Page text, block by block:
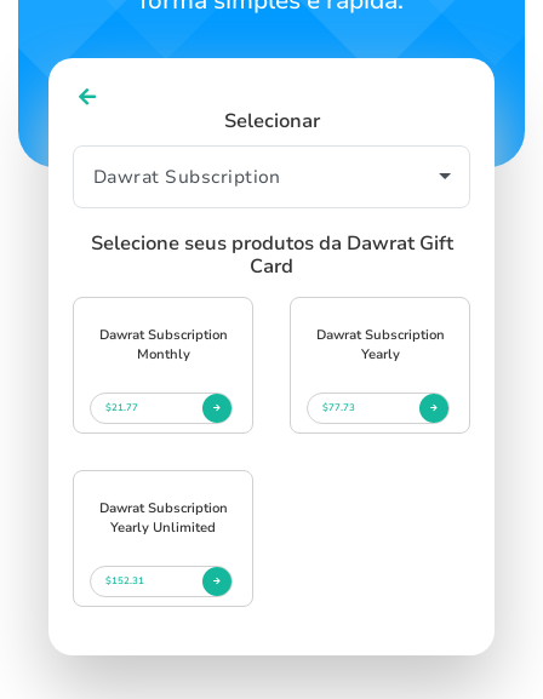
Selecionar
Selecione seus produtos da Dawrat Gift
Card
Dawrat Subscription
Monthly
$21.77
Dawrat Subscription
Yearly
$77.73
Dawrat Subscription
Yearly Unlimited
$152.31